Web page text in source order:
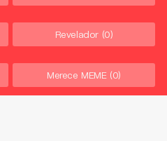
Revelador (0)
Merece MEME (0)